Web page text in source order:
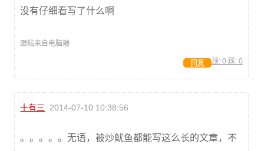
没有仔细看写了什么啊
跟帖来自电脑端
顶: 0 踩: 0
回复
十有三 2014-07-10 10:38:56
。。。。。无语，被炒鱿鱼都能写这么长的文章，不